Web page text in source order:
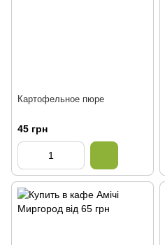
Картофельное пюре
45 грн